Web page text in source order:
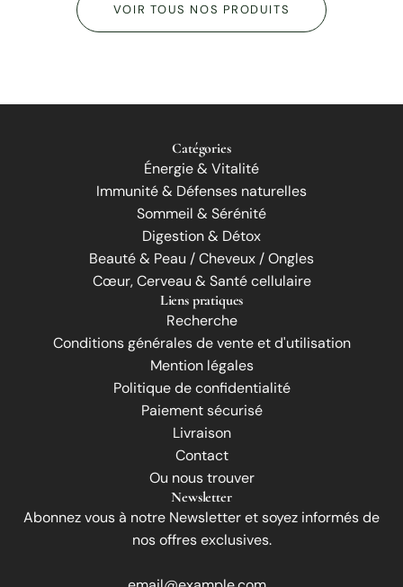
VOIR TOUS NOS PRODUITS
Catégories
Énergie & Vitalité
Immunité & Défenses naturelles
Sommeil & Sérénité
Digestion & Détox
Beauté & Peau / Cheveux / Ongles
Cœur, Cerveau & Santé cellulaire
Liens pratiques
Recherche
Conditions générales de vente et d'utilisation
Mention légales
Politique de confidentialité
Paiement sécurisé
Livraison
Contact
Ou nous trouver
Newsletter
Abonnez vous à notre Newsletter et soyez informés de
nos offres exclusives.